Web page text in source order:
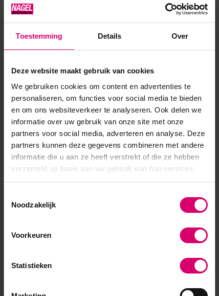
Toestemming Details Over
Deze website maakt gebruik van cookies
We gebruiken cookies om content en advertenties te
personaliseren, om functies voor social media te bieden
en om ons websiteverkeer te analyseren. Ook delen we
informatie over uw gebruik van onze site met onze
partners voor social media, adverteren en analyse. Deze
partners kunnen deze gegevens combineren met andere
informatie die u aan ze heeft verstrekt of die ze hebben
verzameld op basis van uw gebruik van hun services.
Noodzakelijk
Voorkeuren
Statistieken
LED in 1-2 minuten. Te gebruiken op zowel kunstnagels als
natuurli...
Product specificaties
Artikelnummer 40976
SKU 569856